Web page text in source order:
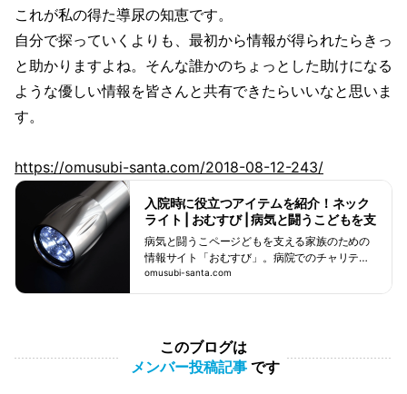
これが私の得た導尿の知恵です。
自分で探っていくよりも、最初から情報が得られたらきっ
と助かりますよね。そんな誰かのちょっとした助けになる
ような優しい情報を皆さんと共有できたらいいなと思いま
す。
https://omusubi-santa.com/2018-08-12-243/
入院時に役立つアイテムを紹介！ネック
ライト | おむすび | 病気と闘うこどもを支
える家族のための情報サイト
病気と闘うこページどもを支える家族のための
情報サイト「おむすび」。病院でのチャリティ
ー活動で得たネットワークを使って、患者の
力しています。
omusubi-santa.com
このブログは
メンバー投稿記事 です